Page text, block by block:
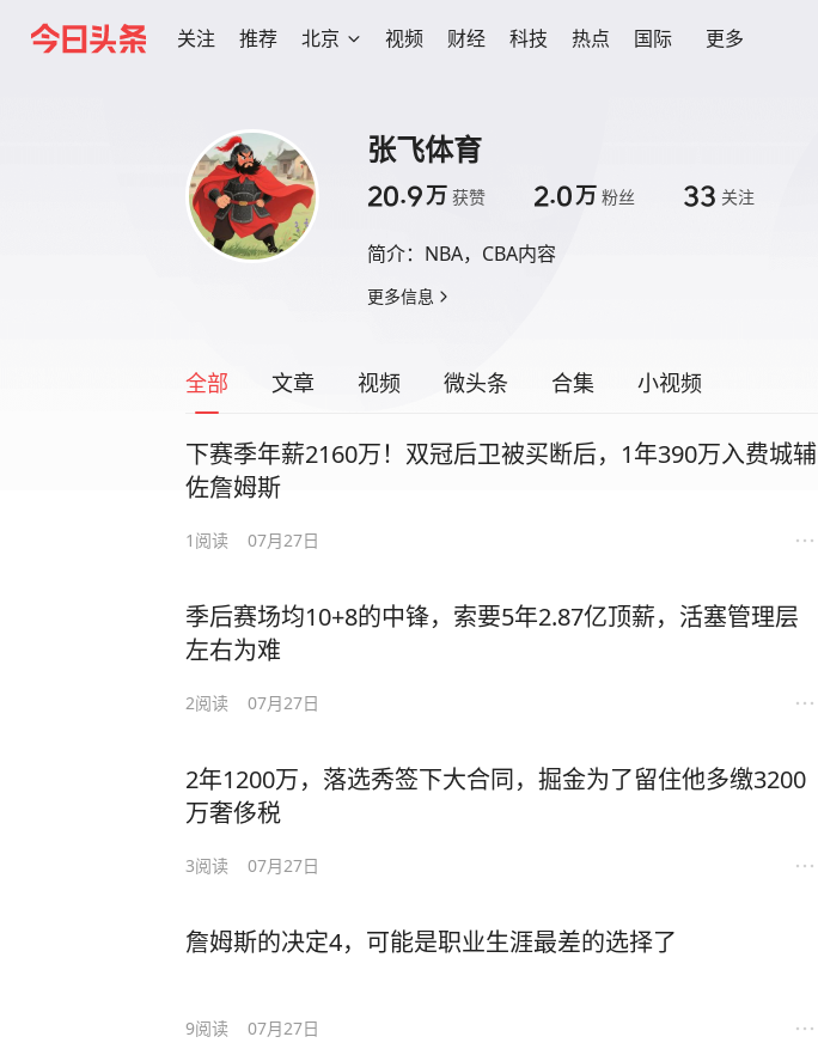
关注 推荐 北京 视频 财经 科技 热点 国际 更多
张飞体育
20.9万 获赞 2.0万 粉丝 33 关注
简介： NBA，CBA内容
更多信息
全部 文章 视频 微头条 合集 小视频
下赛季年薪2160万！双冠后卫被买断后，1年390万入费城辅
佐詹姆斯
1 阅读 07月27日
季后赛场均10+8的中锋，索要5年2.87亿顶薪，活塞管理层
左右为难
2阅读 07月27日
2年1200万，落选秀签下大合同，掘金为了留住他多缴3200
万奢侈税
3阅读 07月27日
詹姆斯的决定4，可能是职业生涯最差的选择了
9阅读 07月27日